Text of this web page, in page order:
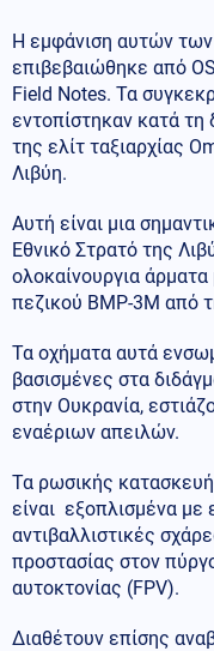
Η εμφάνιση αυτών
επιβεβαιώθηκε από
Field Notes. Τα
εντοπίστηκαν κατά
της ελίτ ταξιαρχίας
Λιβύη.
Αυτή είναι μια
Εθνικό Στρατό της
ολοκαίνουργια
πεζικού BMP-3M από
Τα οχήματα αυτά
βασισμένες στα
στην Ουκρανία,
εναέριων απειλών.
Τα ρωσικής
είναι εξοπλισμένα με
αντιβαλλιστικές
προστασίας στον
αυτοκτονίας (FPV).
Διαθέτουν επίσης